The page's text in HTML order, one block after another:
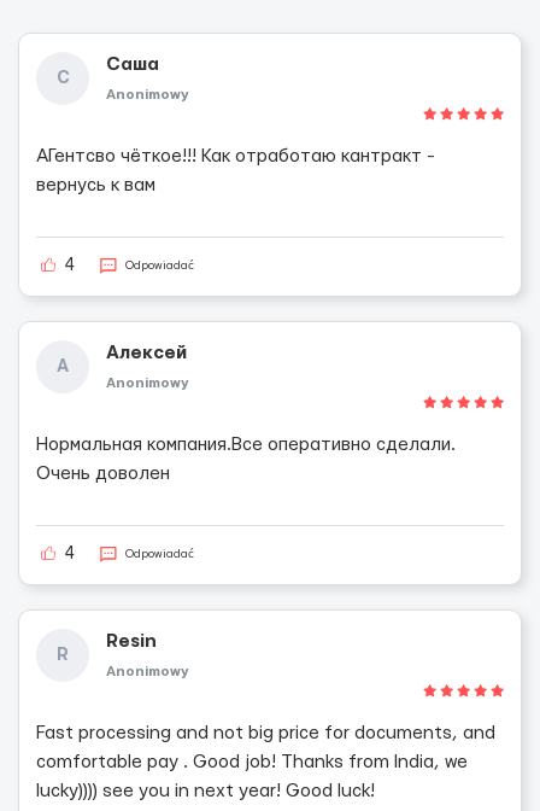
С
Саша
Anonimowy
АГентсво чёткое!!! Как отработаю кантракт -
вернусь к вам
4 Odpowiadać
А
Алексей
Anonimowy
Нормальная компания.Все оперативно сделали.
Очень доволен
4 Odpowiadać
R
Resin
Anonimowy
Fast processing and not big price for documents, and
comfortable pay . Good job! Thanks from India, we
lucky)))) see you in next year! Good luck!